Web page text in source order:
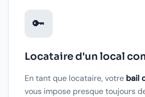
🔑
Locataire d'un local
En tant que locataire, votre bail
vous impose presque toujours